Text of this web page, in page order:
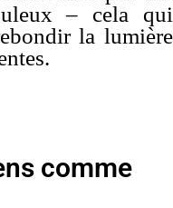
– cela qui
la lumière
comme